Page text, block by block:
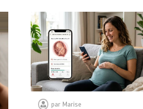
par Marise